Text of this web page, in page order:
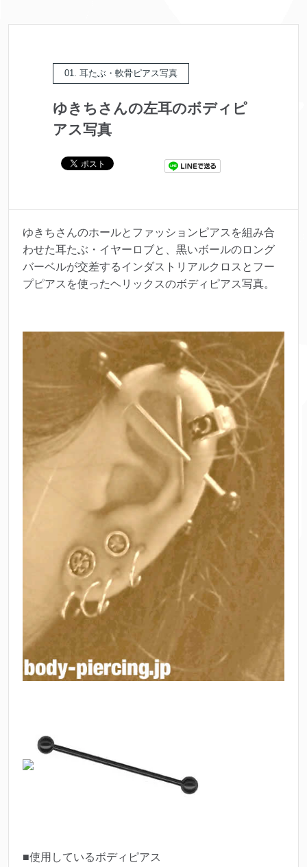
01. 耳たぶ・軟骨ピアス写真
ゆきちさんの左耳のボディピ
アス写真
ゆきちさんのホールとファッションピアスを組み合
わせた耳たぶ・イヤーロブと、黒いボールのロング
バーベルが交差するインダストリアルクロスとフー
プピアスを使ったヘリックスのボディピアス写真。
■使用しているボディピアス